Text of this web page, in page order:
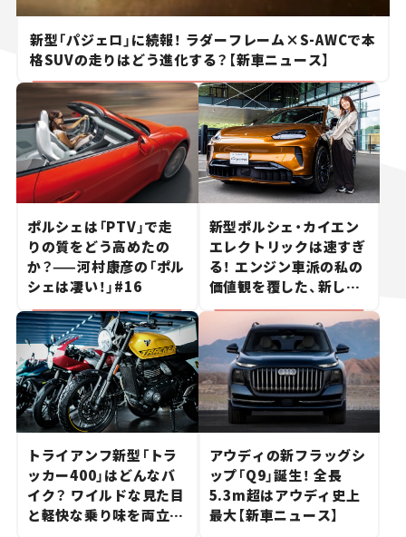
新型「パジェロ」に続報！ ラダーフレーム×S-AWCで本
格SUVの走りはどう進化する？【新車ニュース】
ポルシェは「PTV」で走
りの質をどう高めたの
か？——河村康彦の「ポル
シェは凄い！」#16
新型ポルシェ・カイエン
エレクトリックは速すぎ
る！ エンジン車派の私の
価値観を覆した、新しい
ポルシェの走り。
トライアンフ新型「トラ
ッカー400」はどんなバ
イク？ ワイルドな見た目
と軽快な乗り味を両立し
アウディの新フラッグシ
ップ「Q9」誕生！ 全長
5.3m超はアウディ史上
最大【新車ニュース】